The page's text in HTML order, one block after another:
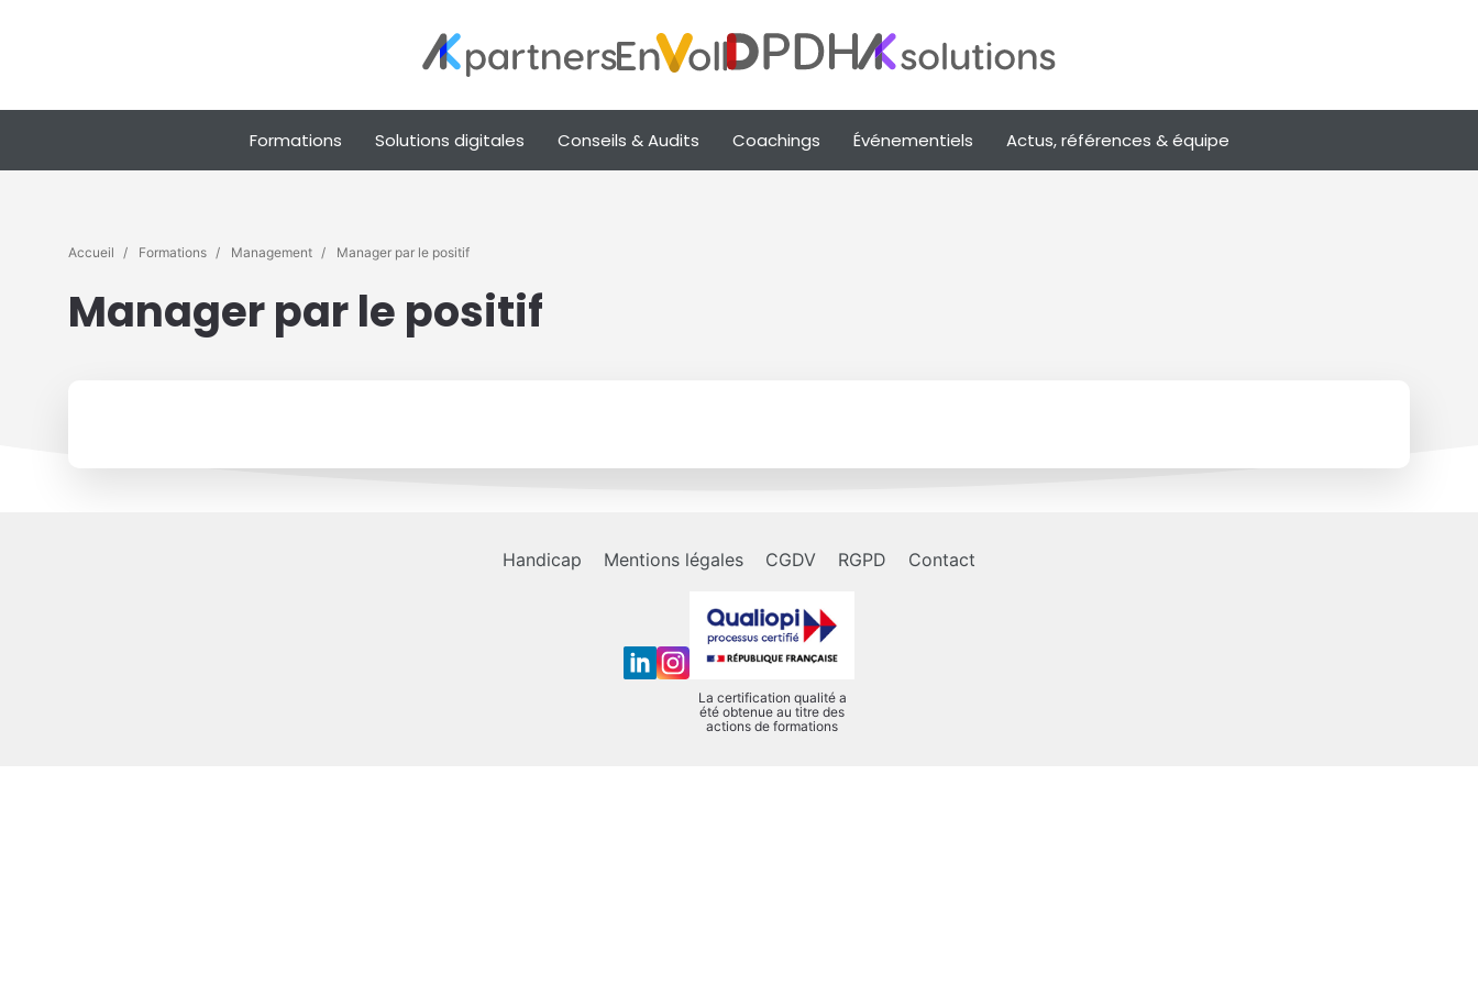
Formations Solutions digitales Conseils & Audits Coachings Événementiels Actus, références & équipe
Accueil Formations Management Manager par le positif
Manager par le positif
Handicap Mentions légales CGDV RGPD Contact
La certification qualité a
été obtenue au titre des
actions de formations